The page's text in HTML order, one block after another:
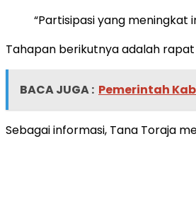
“Partisipasi yang meningkat
Tahapan berikutnya adalah rapat
BACA JUGA : Pemerintah
Sebagai informasi, Tana Toraja